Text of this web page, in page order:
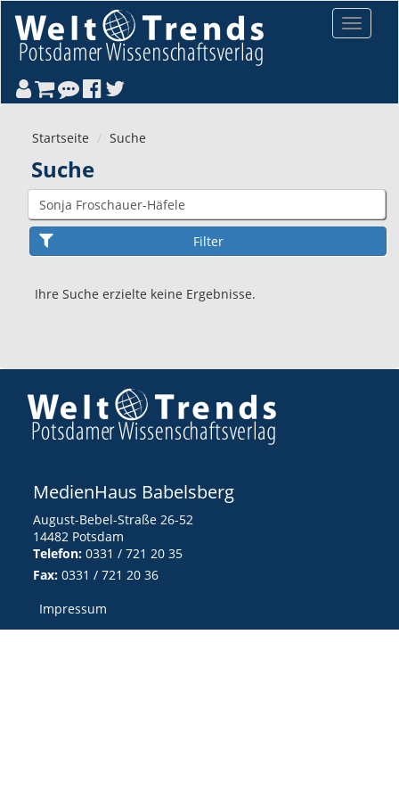
Toggle
Startseite Suche
Suche
Ihre Suche erzielte keine Ergebnisse.
MedienHaus Babelsberg
August-Bebel-Straße 26-52
14482 Potsdam
Telefon: 0331 / 721 20 35
Fax: 0331 / 721 20 36
Impressum